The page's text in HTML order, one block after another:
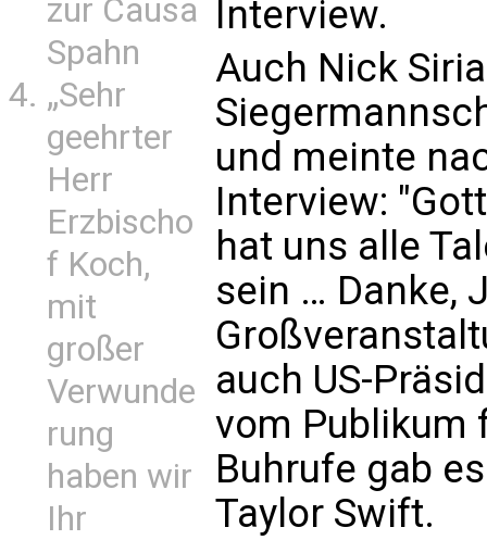
zur Causa
Spahn
„Sehr
geehrter
Herr
Erzbischo
f Koch,
mit
großer
Verwunde
rung
haben wir
Ihr
Interview.
Auch Nick
und meinte
Interview:
hat uns alle
sein … Danke,
auch US-
vom Publikum
Buhrufe gab
Taylor Swift.